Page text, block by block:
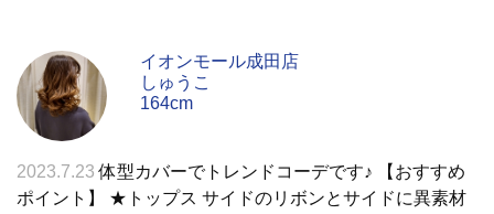
イオンモール成田店
しゅうこ
164cm
2023.7.23 体型カバーでトレンドコーデです♪ 【おすすめ
ポイント】 ★トップス サイドのリボンとサイドに異素材